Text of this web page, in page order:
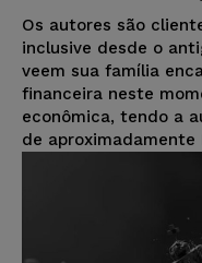
Os autores são
inclusive desde o
veem sua família
financeira neste
econômica, tendo a
de aproximadamente